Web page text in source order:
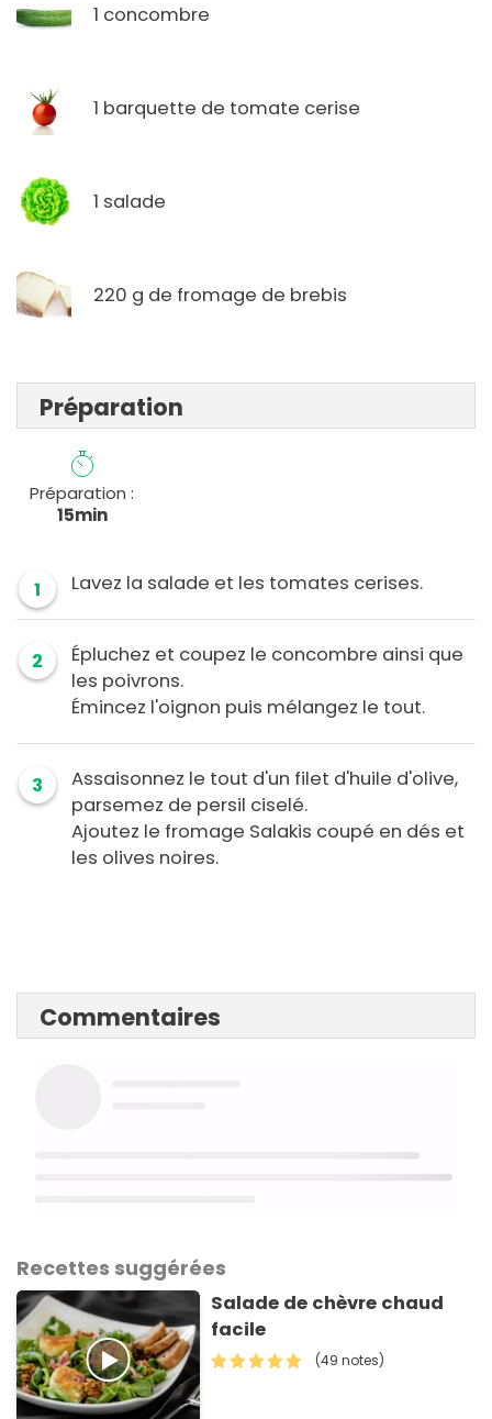
1 concombre
1 barquette de tomate cerise
1 salade
220 g de fromage de brebis
Préparation
Préparation :
15min
1 Lavez la salade et les tomates cerises.
2
Épluchez et coupez le concombre ainsi que
les poivrons.
Émincez l'oignon puis mélangez le tout.
3
Assaisonnez le tout d'un filet d'huile d'olive,
parsemez de persil ciselé.
Ajoutez le fromage Salakis coupé en dés et
les olives noires.
Commentaires
Recettes suggérées
Salade de chèvre chaud
facile
(49 notes)